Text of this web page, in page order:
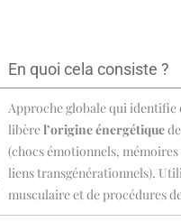
En quoi cela consiste ?
Approche globale qui identifie
libèrel’origine énergétique
(chocs émotionnels,
liens transgénérationnels).
musculaire et de procédures